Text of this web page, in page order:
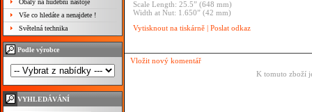
Obaly na hudební nástoje
Vše co hledáte a nenajdete !
Světelná technika
Podle výrobce
VYHLEDÁVÁNÍ
Scale Length: 25.5” (648 mm)
Width at Nut: 1.650” (42 mm)
Vytisknout na tiskárně | Poslat odkaz
Vložit nový komentář
K tomuto zboží